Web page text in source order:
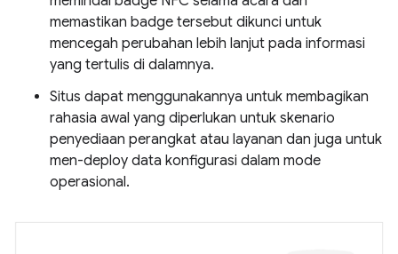
memastikan badge tersebut dikunci untuk
mencegah perubahan lebih lanjut pada informasi
yang tertulis di dalamnya.
Situs dapat menggunakannya untuk membagikan
rahasia awal yang diperlukan untuk skenario
penyediaan perangkat atau layanan dan juga untuk
men-deploy data konfigurasi dalam mode
operasional.